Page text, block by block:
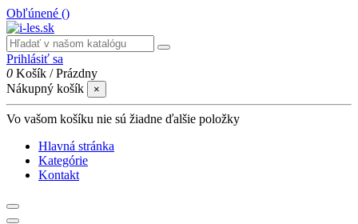
Obľúnené ()
Prihlásiť sa
0 Košík /Prázdny
Nákupný košík
×
Vo vašom košíku nie sú žiadne ďalšie položky
Hlavná stránka
Kategórie
Kontakt